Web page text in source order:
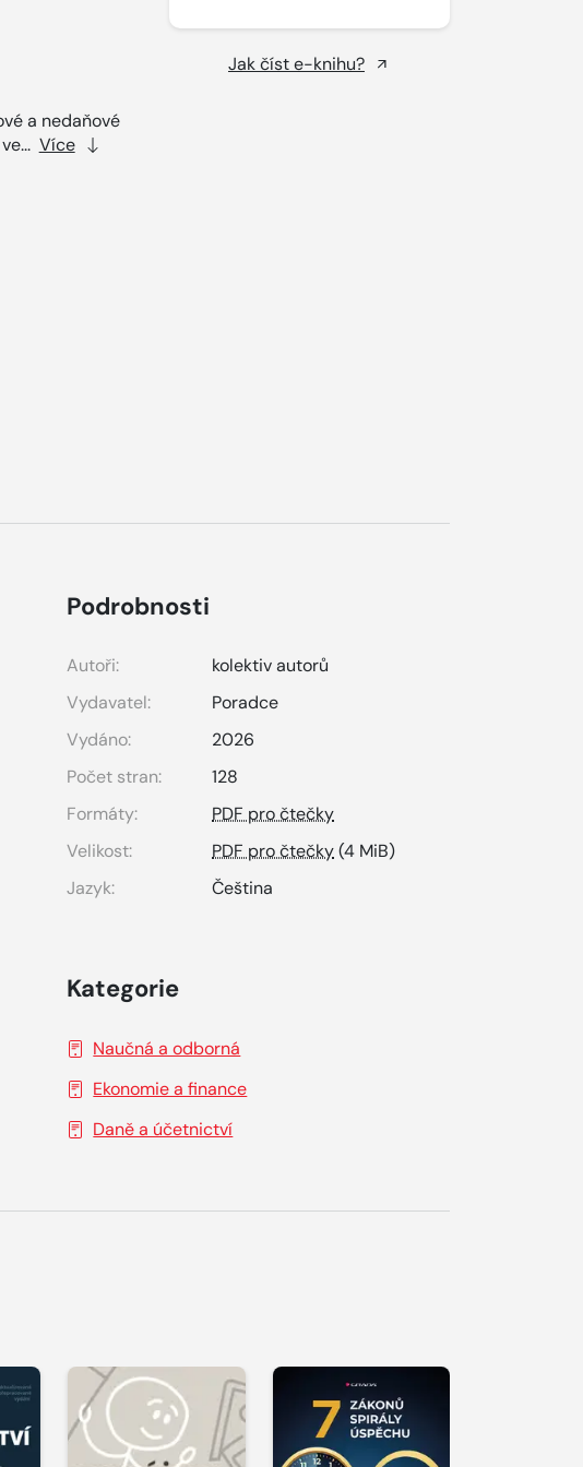
a nedaňové
Více
Jak číst e-knihu?
Podrobnosti
Autoři:
kolektiv autorů
Vydavatel:
Poradce
Vydáno:
2026
Počet stran:
128
Formáty:
PDF pro čtečky
Velikost:
PDF pro čtečky(4 MiB)
Jazyk:
Čeština
Kategorie
Naučná a odborná
Ekonomie a finance
Daně a účetnictví